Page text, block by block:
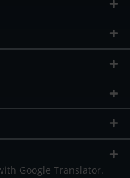
Google Translator.